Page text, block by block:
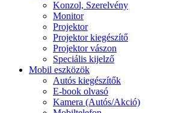
Konzol, Szerelvény
Monitor
Projektor
Projektor kiegészítő
Projektor vászon
Speciális kijelző
Mobil eszközök
Autós kiegészítők
E-book olvasó
Kamera (Autós/Akció)